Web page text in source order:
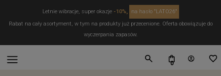
Letnie wibracje, super okazje -10%,
na hasło "LATO26"
Rabat na cały asortyment, w tym na produkty już przecenione. Oferta obowiązuje do
wyczerpania zapasów.